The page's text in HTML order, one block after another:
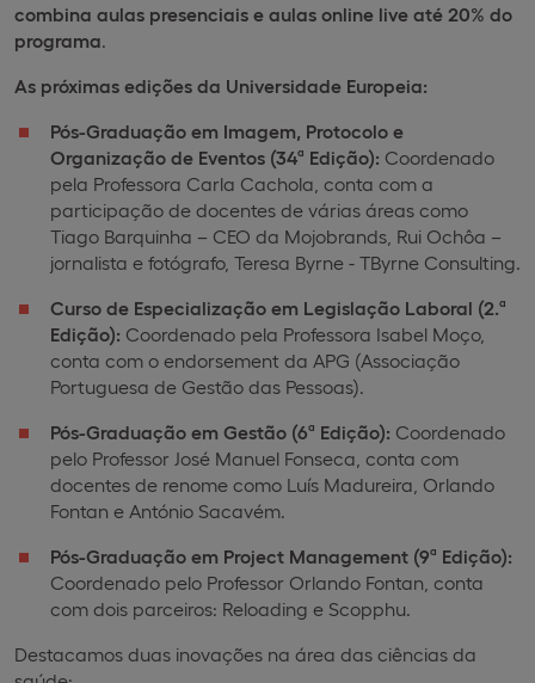
combina aulas presenciais e aulas online live até 20% do
programa.
As próximas edições da Universidade Europeia:
Pós-Graduação em Imagem, Protocolo e
Organização de Eventos (34ª Edição): Coordenado
pela Professora Carla Cachola, conta com a
participação de docentes de várias áreas como
Tiago Barquinha – CEO da Mojobrands, Rui Ochôa –
jornalista e fotógrafo, Teresa Byrne - TByrne Consulting.
Curso de Especialização em Legislação Laboral (2.ª
Edição): Coordenado pela Professora Isabel Moço,
conta com o endorsement da APG (Associação
Portuguesa de Gestão das Pessoas).
Pós-Graduação em Gestão (6ª Edição): Coordenado
pelo Professor José Manuel Fonseca, conta com
docentes de renome como Luís Madureira, Orlando
Fontan e António Sacavém.
Pós-Graduação em Project Management (9ª Edição):
Coordenado pelo Professor Orlando Fontan, conta
com dois parceiros: Reloading e Scopphu.
Destacamos duas inovações na área das ciências da